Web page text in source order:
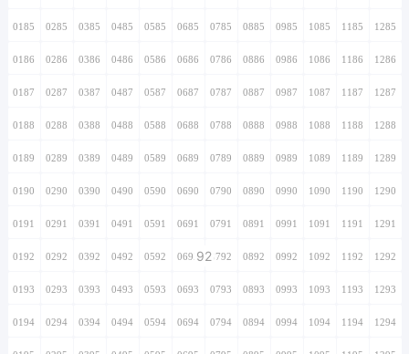
0185 0285 0385 0485 0585 0685 0785 0885 0985 1085 1185 1285
0186 0286 0386 0486 0586 0686 0786 0886 0986 1086 1186 1286
0187 0287 0387 0487 0587 0687 0787 0887 0987 1087 1187 1287
0188 0288 0388 0488 0588 0688 0788 0888 0988 1088 1188 1288
0189 0289 0389 0489 0589 0689 0789 0889 0989 1089 1189 1289
0190 0290 0390 0490 0590 0690 0790 0890 0990 1090 1190 1290
0191 0291 0391 0491 0591 0691 0791 0891 0991 1091 1191 1291
0192 0292 0392 0492 0592 0692920792 0892 0992 1092 1192 1292
0193 0293 0393 0493 0593 0693 0793 0893 0993 1093 1193 1293
0194 0294 0394 0494 0594 0694 0794 0894 0994 1094 1194 1294